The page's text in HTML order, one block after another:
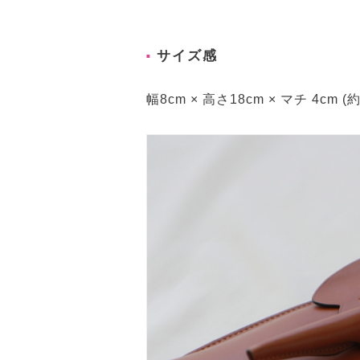
サイズ感
幅8cm × 高さ18cm × マチ 4cm (